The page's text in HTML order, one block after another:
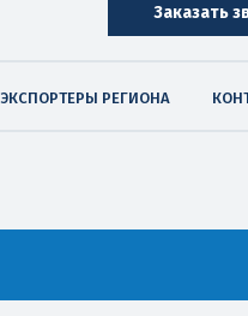
Заказать
ЭКСПОРТЕРЫ РЕГИОНА